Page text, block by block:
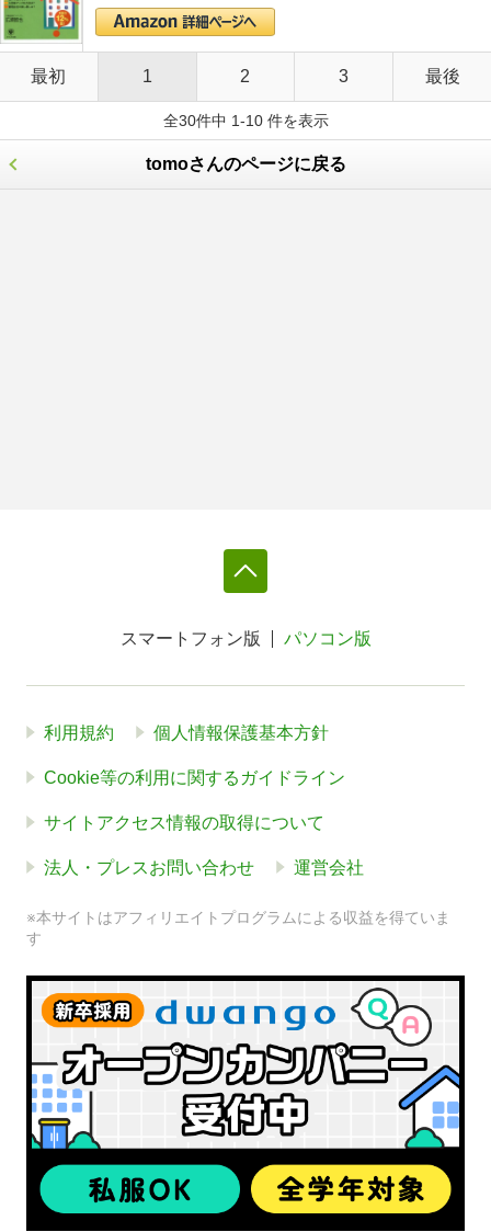
最初 1 2 3 最後
全30件中 1-10 件を表示
tomoさんのページに戻る
スマートフォン版 パソコン版
利用規約 個人情報保護基本方針
Cookie等の利用に関するガイドライン
サイトアクセス情報の取得について
法人・プレスお問い合わせ 運営会社
※本サイトはアフィリエイトプログラムによる収益を得ていま
す